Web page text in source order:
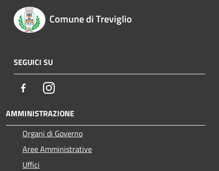
Comune di Treviglio
SEGUICI SU
FacebookInstagram
AMMINISTRAZIONE
Organi di Governo
Aree Amministrative
Uffici